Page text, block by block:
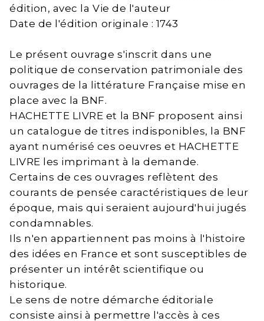
édition, avec la Vie de l'auteur
Date de l'édition originale : 1743
Le présent ouvrage s'inscrit dans une
politique de conservation patrimoniale des
ouvrages de la littérature Française mise en
place avec la BNF.
HACHETTE LIVRE et la BNF proposent ainsi
un catalogue de titres indisponibles, la BNF
ayant numérisé ces oeuvres et HACHETTE
LIVRE les imprimant à la demande.
Certains de ces ouvrages reflètent des
courants de pensée caractéristiques de leur
époque, mais qui seraient aujourd'hui jugés
condamnables.
Ils n'en appartiennent pas moins à l'histoire
des idées en France et sont susceptibles de
présenter un intérêt scientifique ou
historique.
Le sens de notre démarche éditoriale
consiste ainsi à permettre l'accès à ces